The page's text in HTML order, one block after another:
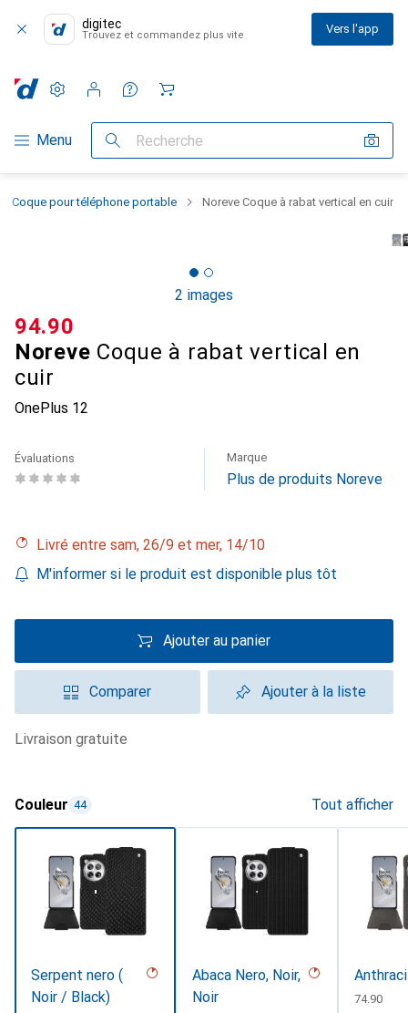
digitec
Trouvez et commandez plus vite Vers l'app
Navigation par catégorie
Menu Recherche
Paramètres
Compte client
Listes de comparaison
Listes d'envies
Panier
Coque pour téléphone portable Noreve Coque à rabat vertical en cuir
2 images
Noreve Coque à rabat vertical en
cuir
OnePlus 12
CHF
94.90
Évaluations Marque
Plus de produits Noreve
Livré entre sam, 26/9 et mer, 14/10
M'informer si le produit est disponible plus tôt
Ajouter au panier
Comparer Ajouter à la liste
livraison gratuite
Couleur 44 Tout afficher
Serpent nero (
Noir / Black)
Abaca Nero, Noir,
Noir
CHF
74.90